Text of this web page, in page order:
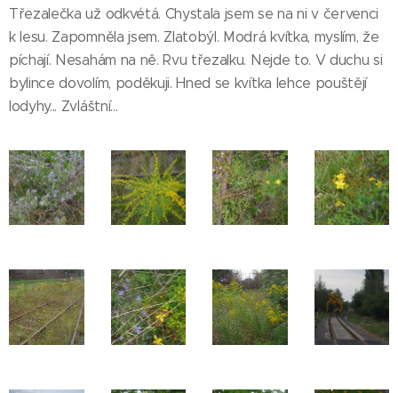
Třezalečka už odkvétá. Chystala jsem se na ni v červenci
k lesu. Zapomněla jsem. Zlatobýl. Modrá kvítka, myslím, že
píchají. Nesahám na ně. Rvu třezalku. Nejde to. V duchu si
bylince dovolím, poděkuji. Hned se kvítka lehce pouštějí
lodyhy... Zvláštní...
Léto...